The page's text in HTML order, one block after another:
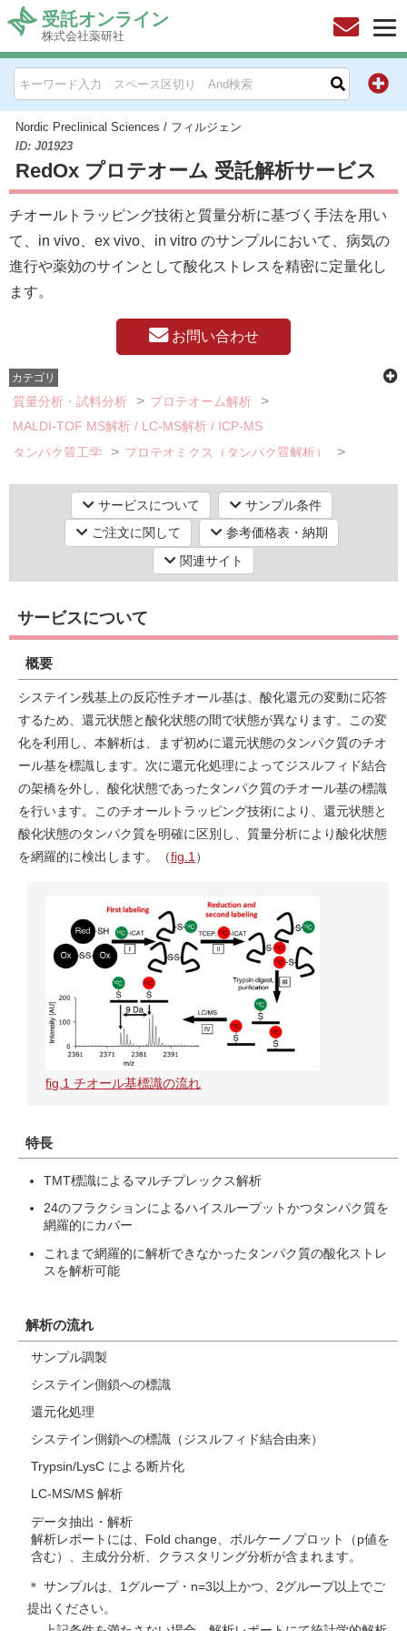
受託オンライン
株式会社薬研社
Nordic Preclinical Sciences / フィルジェン
ID: J01923
RedOx プロテオーム 受託解析サービス
チオールトラッピング技術と質量分析に基づく手法を用い
て、in vivo、ex vivo、in vitro のサンプルにおいて、病気の
進行や薬効のサインとして酸化ストレスを精密に定量化し
ます。
お問い合わせ
カテゴリ
質量分析・試料分析
プロテオーム解析
MALDI-TOF MS解析 / LC-MS解析 / ICP-MS
タンパク質工学
プロテオミクス（タンパク質解析）
析（ペプチドシーケンス）
質量分析・試料分析
プロテオーム解析 LC-MS解析
サービスについて
サンプル条件
ご注文に関して
参考価格表・納期
関連サイト
サービスについて
概要
システイン残基上の反応性チオール基は、酸化還元の変動に応答
するため、還元状態と酸化状態の間で状態が異なります。この変
化を利用し、本解析は、まず初めに還元状態のタンパク質のチオ
ール基を標識します。次に還元化処理によってジスルフィド結合
の架橋を外し、酸化状態であったタンパク質のチオール基の標識
を行います。このチオールトラッピング技術により、還元状態と
酸化状態のタンパク質を明確に区別し、質量分析により酸化状態
を網羅的に検出します。（fig.1）
fig.1 チオール基標識の流れ
特長
TMT標識によるマルチプレックス解析
24のフラクションによるハイスループットかつタンパク質を
網羅的にカバー
これまで網羅的に解析できなかったタンパク質の酸化ストレ
スを解析可能
解析の流れ
サンプル調製
システイン側鎖への標識
還元化処理
システイン側鎖への標識（ジスルフィド結合由来）
Trypsin/LysC による断片化
LC-MS/MS 解析
データ抽出・解析
解析レポートには、Fold change、ボルケーノプロット（p値を
含む）、主成分分析、クラスタリング分析が含まれます。
＊ サンプルは、1グループ・n=3以上かつ、2グループ以上でご
提出ください。
HOME
お問い合わせ
お知らせ
キャンペーン情報一覧
製品カテゴリー一覧
ご利用ガイド
ラボプランニング
ワケンG オンラインショップ
薬研社 ホームページ